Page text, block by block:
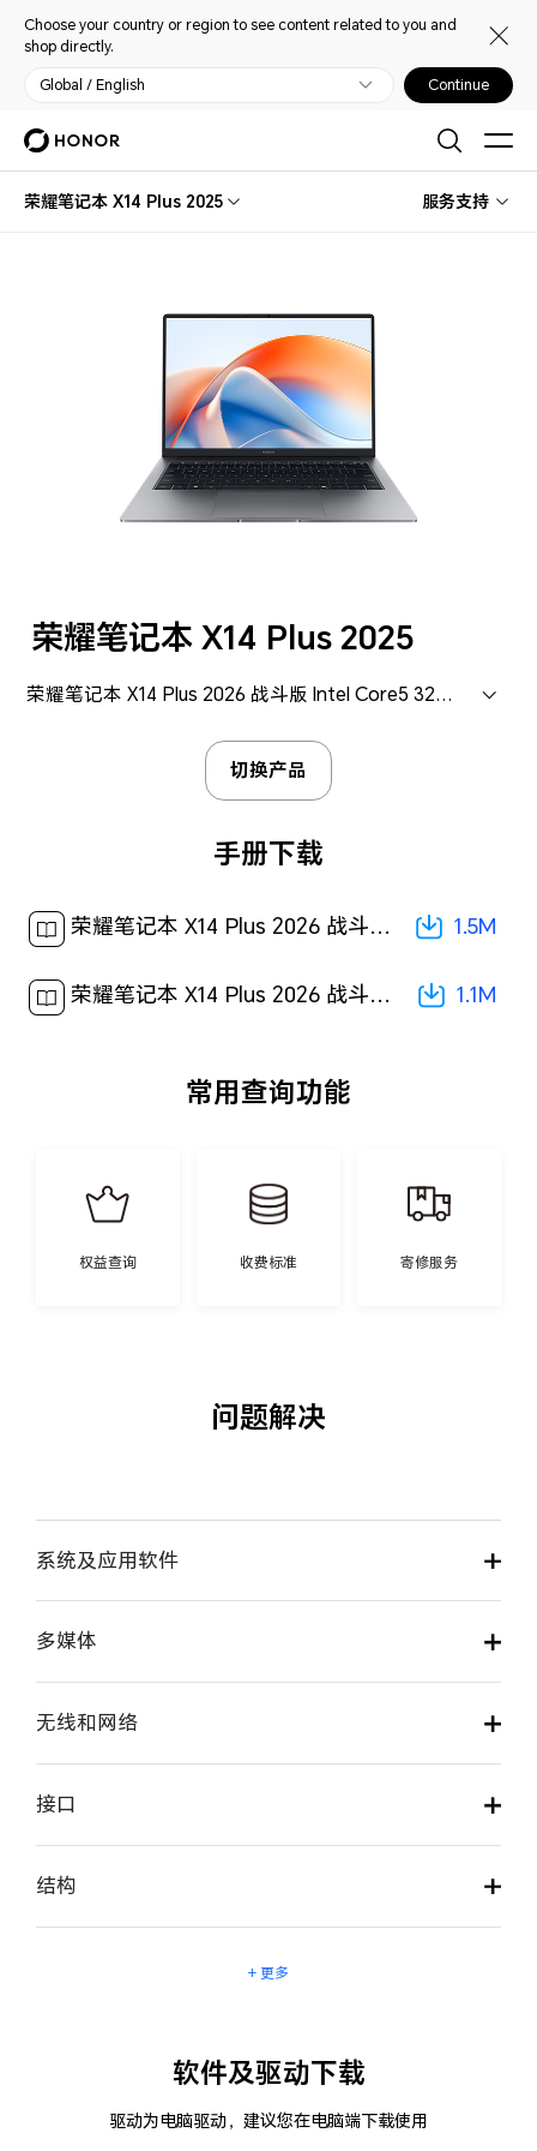
Choose your country or region to see content related to you and
shop directly.
Global / English Continue
荣耀笔记本 X14 Plus 2025 服务支持
荣耀笔记本 X14 Plus 2025
荣耀笔记本 X14 Plus 2026 战斗版 Intel Core5 320 集显 16GB+1TB (LVD-X)
切换产品
手册下载
荣耀笔记本 X14 Plus 2026 战斗版 快速入门-(LVD-X,01,zh-cn)[ 1.5M ] 1.5M
荣耀笔记本 X14 Plus 2026 战斗版 用户手册-(LVD-X,01,zh-cn)[ 1.1M ] 1.1M
常用查询功能
权益查询 收费标准 寄修服务
问题解决
系统及应用软件
多媒体
无线和网络
接口
结构
+ 更多
软件及驱动下载
驱动为电脑驱动，建议您在电脑端下载使用